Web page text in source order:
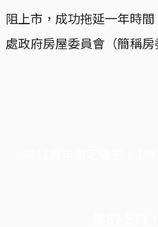
阻上市，成功拖延一年時
處政府房屋委員會（簡稱房